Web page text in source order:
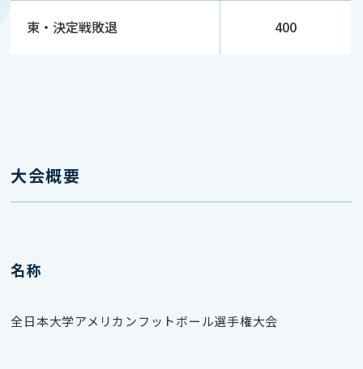
東・決定戦敗退 400
大会概要
名称
全日本大学アメリカンフットボール選手権大会